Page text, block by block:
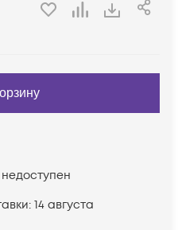
недоступен
14 августа